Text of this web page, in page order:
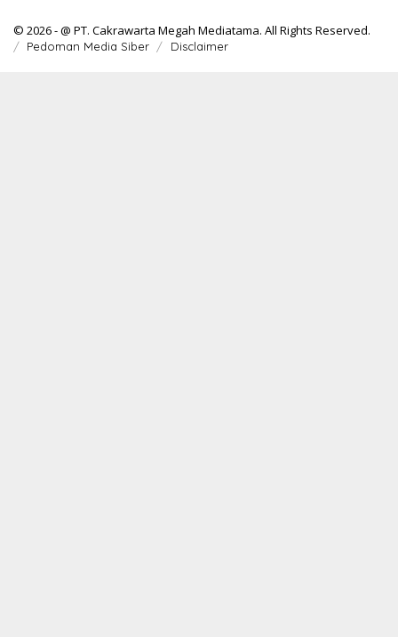
© 2026 - @ PT. Cakrawarta Megah Mediatama. All Rights Reserved.
Pedoman Media Siber Disclaimer